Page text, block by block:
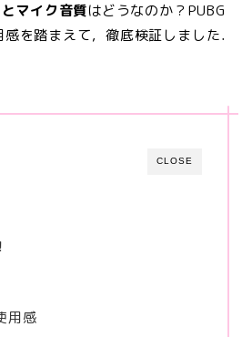
マイク音質はどうなのか？PUBG
を踏まえて，徹底検証しました．
CLOSE
用感